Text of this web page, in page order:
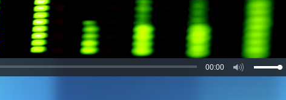
00:00